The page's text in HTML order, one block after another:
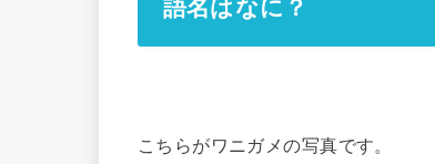
語名はなに？
こちらがワニガメの写真です。